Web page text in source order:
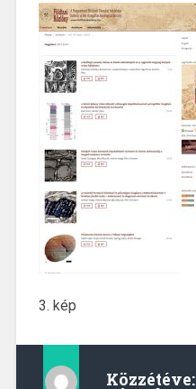
3. kép
Közzétéve: